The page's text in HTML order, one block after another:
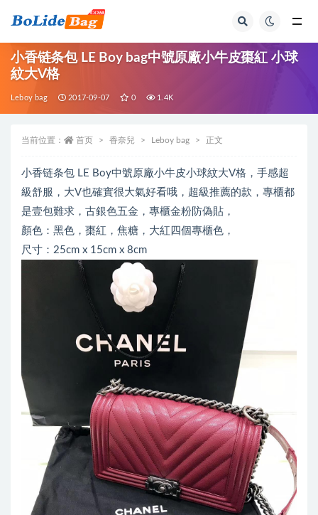
小香链条包 LE Boy bag中號原廠小牛皮棗紅 小球
紋大V格
Leboy bag 2017-09-07 0 1.4K
当前位置： 首页 香奈兒 Leboy bag 正文
小香链条包 LE Boy中號原廠小牛皮小球紋大V格，手感超
級舒服，大V也確實很大氣好看哦，超級推薦的款，專櫃都
是壹包難求，古銀色五金，專櫃金粉防偽貼，
顏色：黑色，棗紅，焦糖，大紅四個專櫃色，
尺寸：25cm x 15cm x 8cm